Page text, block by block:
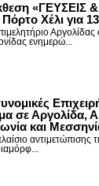
«ΓΕΥΣΕΙΣ
Χέλι για
ενημερώ...
σε Αργολίδα,
και
αντιμετώπισης